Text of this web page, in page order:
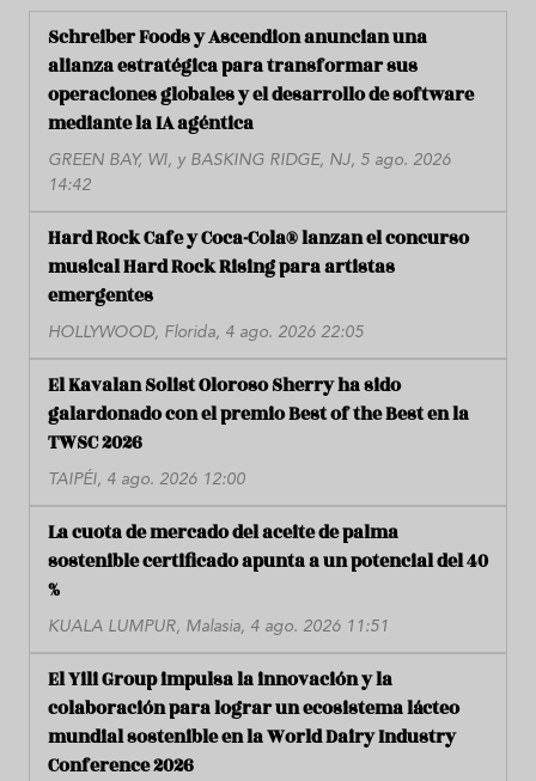
Schreiber Foods y Ascendion anuncian una
alianza estratégica para transformar sus
operaciones globales y el desarrollo de software
mediante la IA agéntica
GREEN BAY, WI, y BASKING RIDGE, NJ, 5 ago. 2026
14:42
Hard Rock Cafe y Coca-Cola® lanzan el concurso
musical Hard Rock Rising para artistas
emergentes
HOLLYWOOD, Florida, 4 ago. 2026 22:05
El Kavalan Solist Oloroso Sherry ha sido
galardonado con el premio Best of the Best en la
TWSC 2026
TAIPÉI, 4 ago. 2026 12:00
La cuota de mercado del aceite de palma
sostenible certificado apunta a un potencial del 40
%
KUALA LUMPUR, Malasia, 4 ago. 2026 11:51
El Yili Group impulsa la innovación y la
colaboración para lograr un ecosistema lácteo
mundial sostenible en la World Dairy Industry
Conference 2026